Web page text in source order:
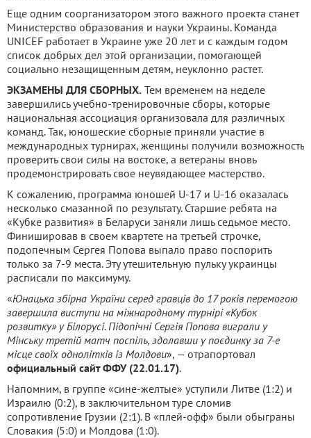
Еще одним соорганизатором этого важного проекта станет
Министерство образования и науки Украины. Команда
UNICEF работает в Украине уже 20 лет и с каждым годом
список добрых дел этой организации, помогающей
социально незащищенным детям, неуклонно растет.
ЭКЗАМЕНЫ ДЛЯ СБОРНЫХ. Тем временем на неделе
завершились учебно-тренировочные сборы, которые
национальная ассоциация организовала для различных
команд. Так, юношеские сборные приняли участие в
международных турнирах, женщины получили возможность
проверить свои силы на востоке, а ветераны вновь
продемонстрировать свое неувядающее мастерство.
К сожалению, программа юношей U-17 и U-16 оказалась
несколько смазанной по результату. Старшие ребята на
«Кубке развития» в Беларуси заняли лишь седьмое место.
Финишировав в своем квартете на третьей строчке,
подопечным Сергея Попова выпало право поспорить
только за 7-9 места. Эту утешительную пульку украинцы
расписали по максимуму.
«Юнацька збірна України серед гравців до 17 років перемогою
завершила виступи на міжнародному турнірі «Кубок
розвитку» у Білорусі. Підопічні Сергія Попова виграли у
Мінську третій матч поспіль, здолавши у поєдинку за 7-е
місце своїх однолітків із Молдови», — отрапортовал
официальный сайт ФФУ (22.01.17).
Напомним, в группе «сине-желтые» уступили Литве (1:2) и
Израилю (0:2), в заключительном туре сломив
сопротивление Грузии (2:1). В «плей-офф» были обыграны
Словакия (5:0) и Молдова (1:0).